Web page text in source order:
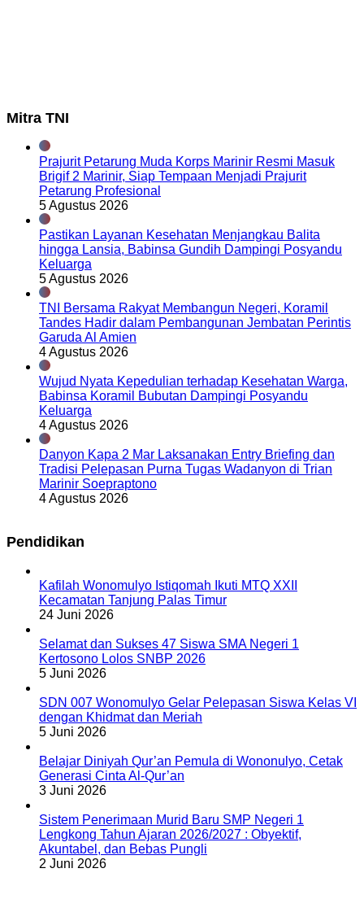
Mitra TNI
Prajurit Petarung Muda Korps Marinir Resmi Masuk
Brigif 2 Marinir, Siap Tempaan Menjadi Prajurit
Petarung Profesional
5 Agustus 2026
Pastikan Layanan Kesehatan Menjangkau Balita
hingga Lansia, Babinsa Gundih Dampingi Posyandu
Keluarga
5 Agustus 2026
TNI Bersama Rakyat Membangun Negeri, Koramil
Tandes Hadir dalam Pembangunan Jembatan Perintis
Garuda Al Amien
4 Agustus 2026
Wujud Nyata Kepedulian terhadap Kesehatan Warga,
Babinsa Koramil Bubutan Dampingi Posyandu
Keluarga
4 Agustus 2026
Danyon Kapa 2 Mar Laksanakan Entry Briefing dan
Tradisi Pelepasan Purna Tugas Wadanyon di Trian
Marinir Soepraptono
4 Agustus 2026
Pendidikan
Kafilah Wonomulyo Istiqomah Ikuti MTQ XXII
Kecamatan Tanjung Palas Timur
24 Juni 2026
Selamat dan Sukses 47 Siswa SMA Negeri 1
Kertosono Lolos SNBP 2026
5 Juni 2026
SDN 007 Wonomulyo Gelar Pelepasan Siswa Kelas VI
dengan Khidmat dan Meriah
5 Juni 2026
Belajar Diniyah Qur’an Pemula di Wononulyo, Cetak
Generasi Cinta Al-Qur’an
3 Juni 2026
Sistem Penerimaan Murid Baru SMP Negeri 1
Lengkong Tahun Ajaran 2026/2027 : Obyektif,
Akuntabel, dan Bebas Pungli
2 Juni 2026